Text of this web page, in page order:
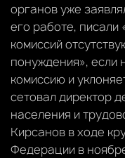
органов уже
его работе, писали
комиссий
понуждения», если
комиссию и
сетовал директор
населения и
Кирсанов в ходе
Федерации в